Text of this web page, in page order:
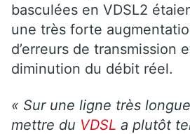
basculées en VDSL2
une très forte
d’erreurs de transmission
diminution du débit réel.
« Sur une ligne très
mettre du VDSL a plutôt